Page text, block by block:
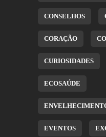
CONSELHOS
CORAÇÃO
CURIOSIDADES
ECOSAÚDE
EVENTOS